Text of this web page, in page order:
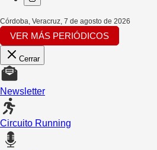
Córdoba, Veracruz 7 de agosto de 2026
VER MÁS PERIÓDICOS
Cerrar
Newsletter
Circuito Running